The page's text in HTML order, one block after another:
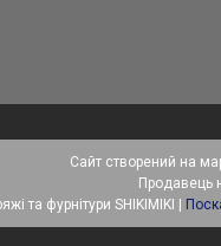
Сайт створений на
Продавець